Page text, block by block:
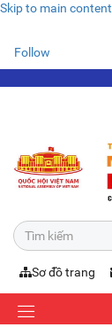
Skip to main content
Follow
Sơ đồ trang